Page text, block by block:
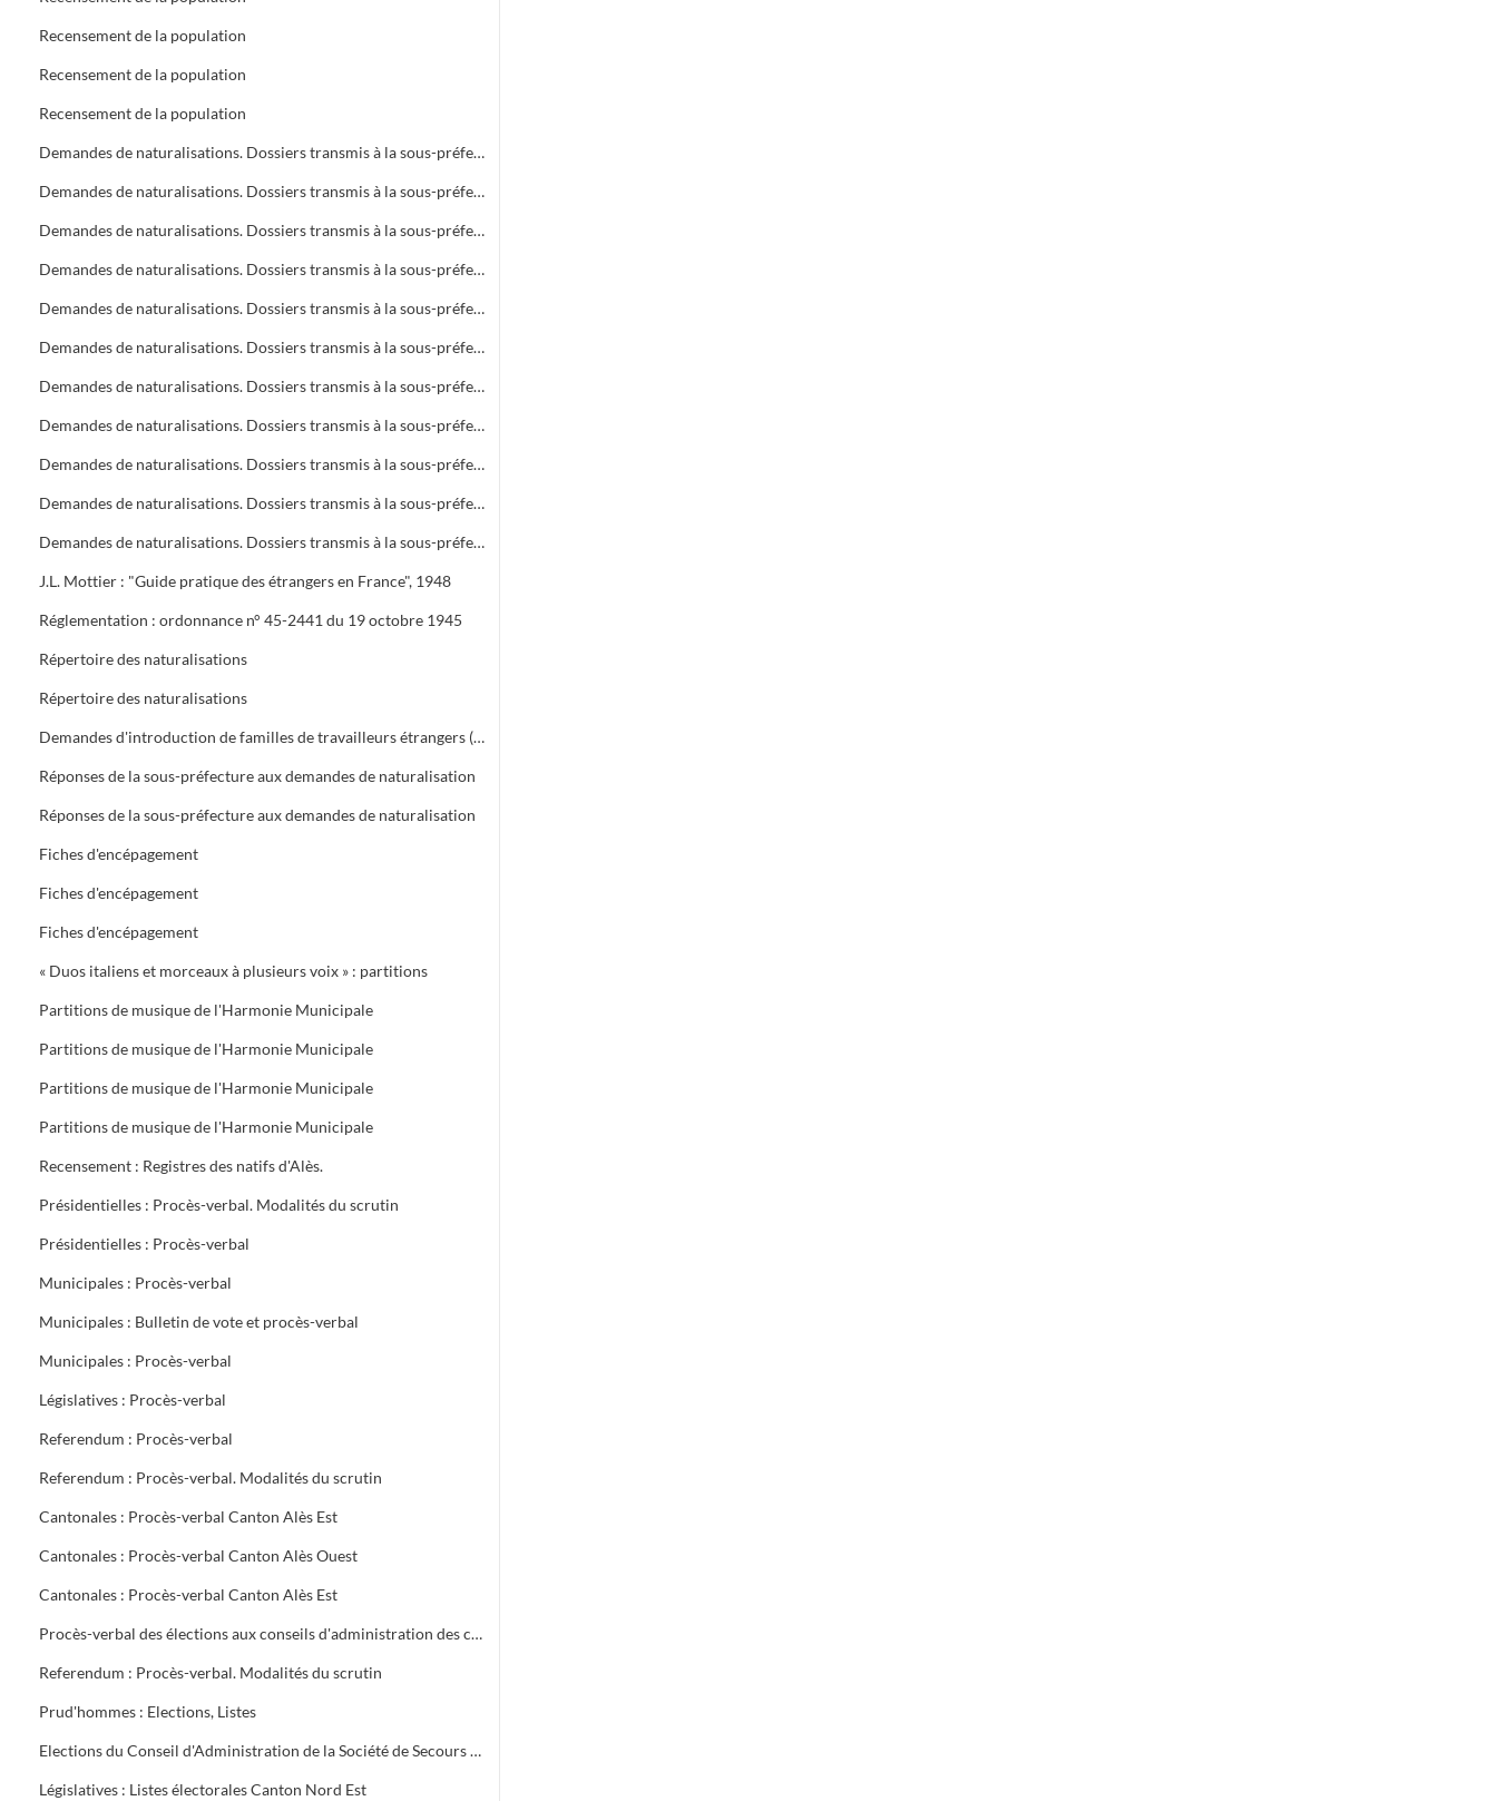
Recensement de la population
Recensement de la population
Recensement de la population
Demandes de naturalisations. Dossiers transmis à la sous-préfecture
Demandes de naturalisations. Dossiers transmis à la sous-préfecture
Demandes de naturalisations. Dossiers transmis à la sous-préfecture
Demandes de naturalisations. Dossiers transmis à la sous-préfecture
Demandes de naturalisations. Dossiers transmis à la sous-préfecture
Demandes de naturalisations. Dossiers transmis à la sous-préfecture
Demandes de naturalisations. Dossiers transmis à la sous-préfecture
Demandes de naturalisations. Dossiers transmis à la sous-préfecture
Demandes de naturalisations. Dossiers transmis à la sous-préfecture
Demandes de naturalisations. Dossiers transmis à la sous-préfecture
Demandes de naturalisations. Dossiers transmis à la sous-préfecture
J.L. Mottier : "Guide pratique des étrangers en France", 1948
Réglementation : ordonnance n° 45-2441 du 19 octobre 1945
Répertoire des naturalisations
Répertoire des naturalisations
Demandes d'introduction de familles de travailleurs étrangers (regroupement familial). Eléments d'enquête et réglementations
Réponses de la sous-préfecture aux demandes de naturalisation
Réponses de la sous-préfecture aux demandes de naturalisation
Fiches d'encépagement
Fiches d'encépagement
Fiches d'encépagement
« Duos italiens et morceaux à plusieurs voix » : partitions
Partitions de musique de l'Harmonie Municipale
Partitions de musique de l'Harmonie Municipale
Partitions de musique de l'Harmonie Municipale
Partitions de musique de l'Harmonie Municipale
Recensement : Registres des natifs d'Alès.
Présidentielles : Procès-verbal. Modalités du scrutin
Présidentielles : Procès-verbal
Municipales : Procès-verbal
Municipales : Bulletin de vote et procès-verbal
Municipales : Procès-verbal
Législatives : Procès-verbal
Referendum : Procès-verbal
Referendum : Procès-verbal. Modalités du scrutin
Cantonales : Procès-verbal Canton Alès Est
Cantonales : Procès-verbal Canton Alès Ouest
Cantonales : Procès-verbal Canton Alès Est
Procès-verbal des élections aux conseils d'administration des caisses de Sécurité Sociale et d'Allocations familiales
Referendum : Procès-verbal. Modalités du scrutin
Prud'hommes : Elections, Listes
Elections du Conseil d'Administration de la Société de Secours Minière du groupe sud des Houillères du Bassin des Cévennes (H.B.C.)
Législatives : Listes électorales Canton Nord Est